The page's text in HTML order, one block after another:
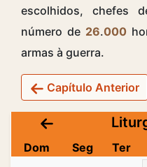
escolhidos, chefes
número de 26.000
armas à guerra.
Capítulo Anterior
Dom Seg Ter